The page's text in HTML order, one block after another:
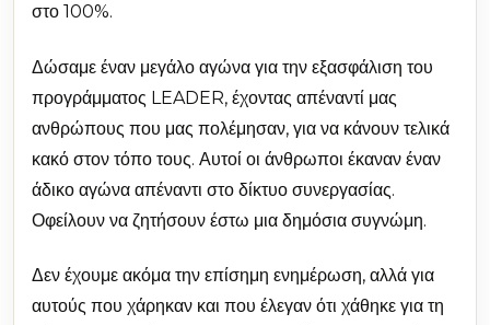
στο 100%.
Δώσαμε έναν μεγάλο αγώνα για την εξασφάλιση του
προγράμματος LEADER, έχοντας απέναντί μας
ανθρώπους που μας πολέμησαν, για να κάνουν τελικά
κακό στον τόπο τους. Αυτοί οι άνθρωποι έκαναν έναν
άδικο αγώνα απέναντι στο δίκτυο συνεργασίας.
Οφείλουν να ζητήσουν έστω μια δημόσια συγνώμη.
Δεν έχουμε ακόμα την επίσημη ενημέρωση, αλλά για
αυτούς που χάρηκαν και που έλεγαν ότι χάθηκε για τη